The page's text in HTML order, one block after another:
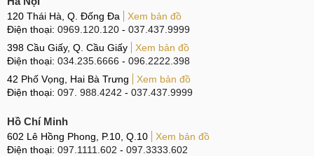
120 Thái Hà, Q. Đống Đa
Xem bản đồ
Điện thoại: 0969.120.120 - 037.437.9999
398 Cầu Giấy, Q. Cầu Giấy
Xem bản đồ
Điện thoại: 034.235.6666 - 096.2222.398
42 Phố Vọng, Hai Bà Trưng
Xem bản đồ
Điện thoại: 097. 988.4242 - 037.437.9999
Hồ Chí Minh
602 Lê Hồng Phong, P.10, Q.10
Xem bản đồ
Điện thoại: 097.1111.602 - 097.3333.602